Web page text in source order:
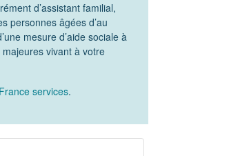
d’assistant familial,
personnes âgées d’au
mesure d’aide sociale à
vivant à votre
France services.